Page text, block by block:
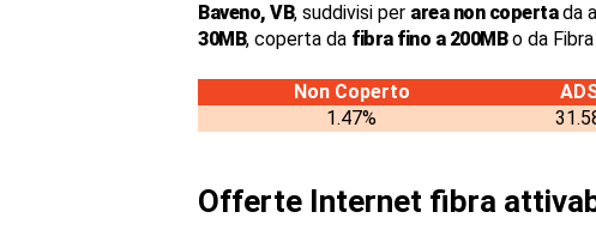
Baveno, VB, suddivisi per area non copertada
30MB, coperta da fibra fino a 200MBo da
Non Coperto
1.47%
Offerte Internet fibra